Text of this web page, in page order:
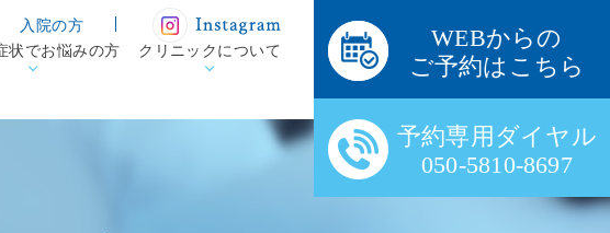
状でお悩みの方 クリニックについて
入院の方
WEBからの
ご予約はこちら
予約専用ダイヤル
050-5810-8697